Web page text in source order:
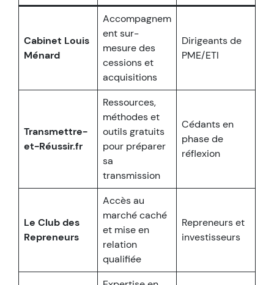
Cabinet Louis
Ménard
Accompagnem
ent sur-
mesure des
cessions et
acquisitions
Dirigeants de
PME/ETI
Transmettre-
et-Réussir.fr
Ressources,
méthodes et
outils gratuits
pour préparer
sa
transmission
Cédants en
phase de
réflexion
Le Club des
Repreneurs
Accès au
marché caché
et mise en
relation
qualifiée
Repreneurs et
investisseurs